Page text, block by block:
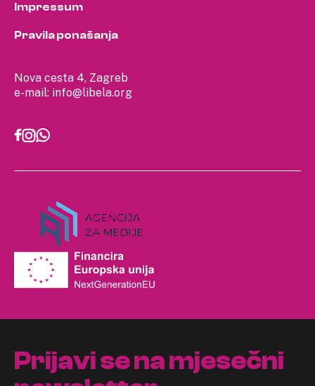
Nova cesta 4, Zagreb
e-mail: info@libela.org
Impressum
Pravila ponašanja
Prijavi se na mjesečni